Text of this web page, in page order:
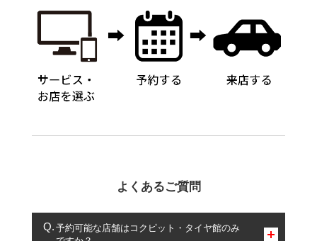
よくあるご質問
予約可能な店舗はコクピット・タイヤ館のみ